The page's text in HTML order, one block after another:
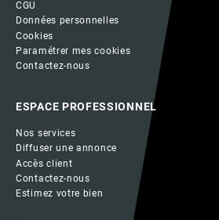
CGU
Données personnelles
Cookies
Paramétrer mes cookies
Contactez-nous
ESPACE PROFESSIONNEL
Nos services
Diffuser une annonce
Accès client
Contactez-nous
Estimez votre bien